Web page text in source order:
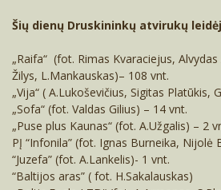
Šių dienų Druskininkų atvirukų
„Raifa“ (fot. Rimas Kvaraciejus,
Žilys, L.Mankauskas)– 108 vnt.
„Vija“ ( A.Lukoševičius, Sigitas Platūkis,
„Sofa“ (fot. Valdas Gilius) – 14 vnt.
„Puse plus Kaunas“ (fot. A.Užgalis) – 2
PĮ “Infonila” (fot. Ignas Burneika, Nijolė
“Juzefa” (fot. A.Lankelis)- 1 vnt.
“Baltijos aras” ( fot. H.Sakalauskas)